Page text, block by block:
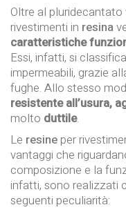
Oltre al pluridecantato
rivestimenti in resina
caratteristiche
Essi, infatti, si
impermeabili, grazie
fughe. Allo stesso
resistente all’usura,
molto duttile.
Le resine per
vantaggi che
composizione e la
infatti, sono realizzati
seguenti peculiarità: